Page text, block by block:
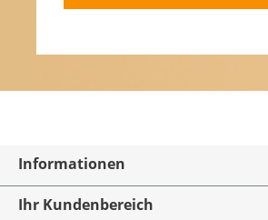
Informationen
Ihr Kundenbereich